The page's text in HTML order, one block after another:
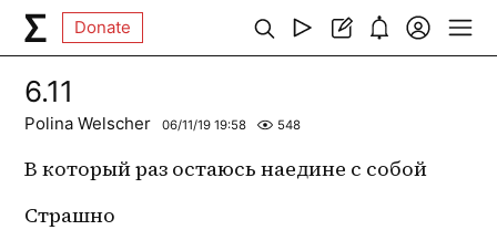
Donate
6.11
Polina Welscher 06/11/19 19:58 548
В который раз остаюсь наедине с собой
Страшно